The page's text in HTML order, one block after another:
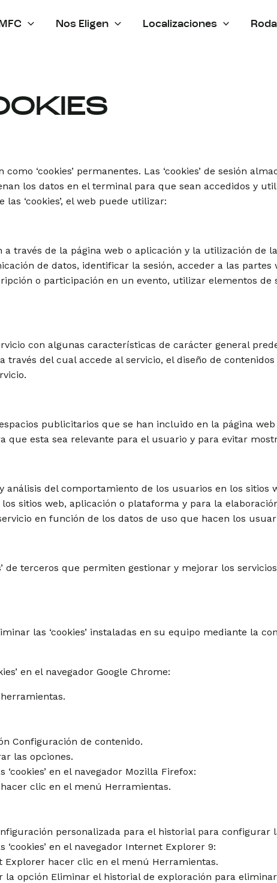
Nos Eligen Localizaciones
‘cookies’ permanentes. Las ‘cookies’ de sesión
los datos en el terminal para que sean accedidos y
‘cookies’, el web puede utilizar:
través de la página web o aplicación y la utilización de
de datos, identificar la sesión, acceder a las
o participación en un evento, utilizar elementos de
con algunas características de carácter general
través del cual accede al servicio, el diseño de
publicitarios que se han incluido en la página
esta sea relevante para el usuario y para evitar
del comportamiento de los usuarios en los sitios
sitios web, aplicación o plataforma y para la
en función de los datos de uso que hacen los
de terceros que permiten gestionar y mejorar los
las ‘cookies’ instaladas en su equipo mediante la
en el navegador Google Chrome:
Configuración de contenido.
las opciones.
en el navegador Mozilla Firefox:
clic en el menú Herramientas.
personalizada para el historial para configurar
en el navegador Internet Explorer 9:
hacer clic en el menú Herramientas.
opción Eliminar el historial de exploración para eliminar